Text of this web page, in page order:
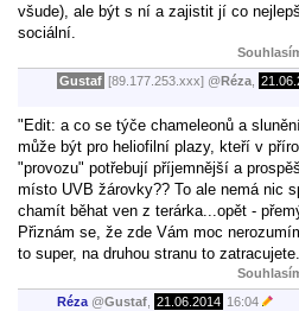
všude), ale být s ní a zajistit jí co
sociální.
Gustaf [89.177.253.xxx] @Réza
"Edit: a co se týče chameleonů a
může být pro heliofilní plazy, kteří v
"provozu" potřebují příjemnější a
místo UVB žárovky?? To ale nemá nic
chamít běhat ven z terárka...opět -
Přiznám se, že zde Vám moc
to super, na druhou stranu to zatracujete.
Réza @Gustaf 21.06.2014 16:04